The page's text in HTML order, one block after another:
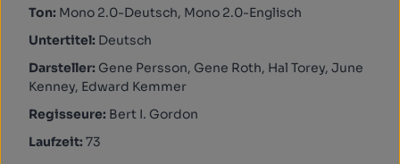
Ton: Mono 2.0-Deutsch, Mono 2.0-Englisch
Untertitel: Deutsch
Darsteller: Gene Persson, Gene Roth, Hal Torey, June
Kenney, Edward Kemmer
Regisseure: Bert I. Gordon
Laufzeit: 73